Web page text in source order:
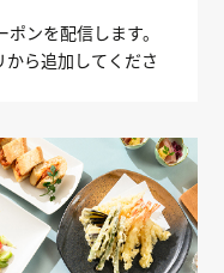
ンを配信します。
ら追加してくださ